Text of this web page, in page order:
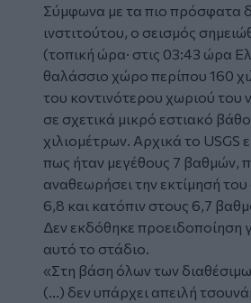
Σύμφωνα με τα πιο πρόσφατα
ινστιτούτου, ο σεισμός
(τοπική ώρα· στις 03:43 ώρα
θαλάσσιο χώρο περίπου 160
του κοντινότερου χωριού του
σε σχετικά μικρό εστιακό
χιλιομέτρων. Αρχικά το USGS
πως ήταν μεγέθους 7 βαθμών,
αναθεωρήσει την εκτίμησή
6,8 και κατόπιν στους 6,7
Δεν εκδόθηκε προειδοποίηση
αυτό το στάδιο.
«Στη βάση όλων των
(...) δεν υπάρχει απειλή